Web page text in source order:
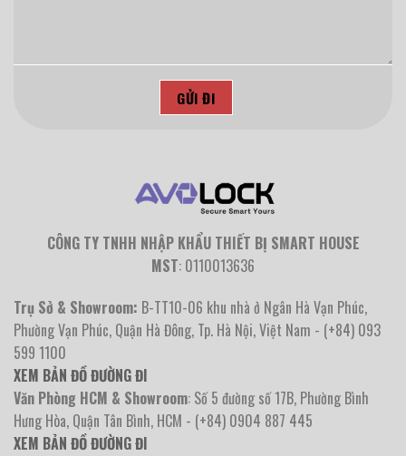
CÔNG TY TNHH NHẬP KHẨU THIẾT BỊ SMART HOUSE
MST: 0110013636
Trụ Sở & Showroom: B-TT10-06 khu nhà ở Ngân Hà Vạn Phúc,
Phường Vạn Phúc, Quận Hà Đông, Tp. Hà Nội, Việt Nam - (+84) 093
599 1100
XEM BẢN ĐỒ ĐƯỜNG ĐI
Văn Phòng HCM & Showroom: Số 5 đường số 17B, Phường Bình
Hưng Hòa, Quận Tân Bình, HCM - (+84) 0904 887 445
XEM BẢN ĐỒ ĐƯỜNG ĐI